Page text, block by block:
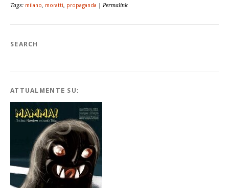
Tags: milano moratti propaganda | Permalink
SEARCH
ATTUALMENTE SU: